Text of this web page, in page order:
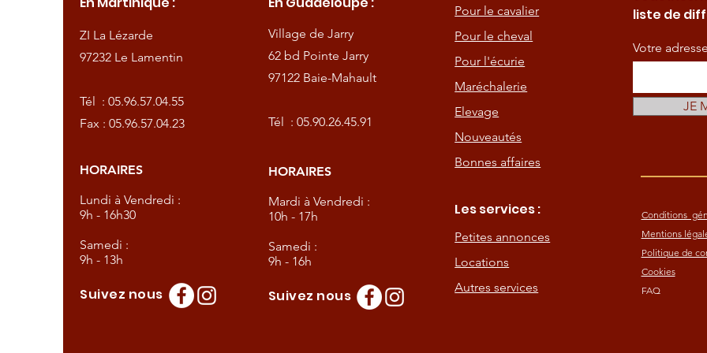
ZI La Lézarde
97232 Le Lamentin
Tél :05.96.57.04.55
Fax : 05.96.57.04.23
HORAIRES
Lundi à Vendredi :
9h - 16h30
Samedi :
9h - 13h
Suivez nous
Village de Jarry
62 bd Pointe Jarry
97122 Baie-Mahault
Tél : 05.90.26.45.91
HORAIRES
Mardi à Vendredi :
10h - 17h
Samedi :
9h - 16h
Suivez nous
Pour le cavalier
Pour le cheval
Pour l'écurie
Maréchalerie
Elevage
Nouveautés
Bonnes affaires
Les services :
Petites annonces
Locations
Autres services
liste de
Votre
JE
Conditions
Mentions
Politique de
Cookies
FAQ